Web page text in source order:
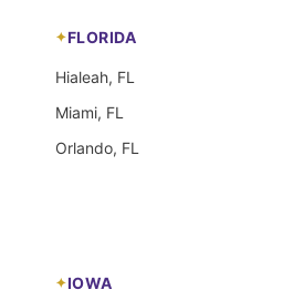
FLORIDA
Hialeah, FL
Miami, FL
Orlando, FL
IOWA